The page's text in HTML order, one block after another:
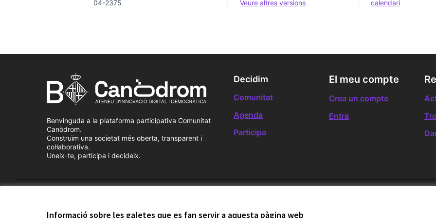
Informació sobre les galetes que es fan servir a aquesta pàgina web
04-2375
veure altres versions
calendari
Benvinguda a la plataforma participativa Comunitat
Canòdrom.
Construïm una societat més oberta, transparent i
col·laborativa.
Uneix-te, participa i decideix.
Decidim
Comunitat
Agenda
Participa
El meu compte
Crea un compte
Entra